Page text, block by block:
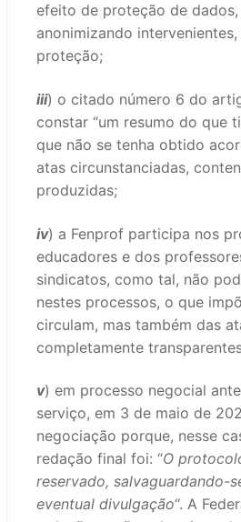
efeito de proteção de
anonimizando
proteção;
iii) o citado número 6 do
constar “um resumo do que
que não se tenha obtido
atas circunstanciadas,
produzidas;
iv) a Fenprof participa nos
educadores e dos
sindicatos, como tal, não
nestes processos, o que
circulam, mas também das
completamente
v) em processo negocial
serviço, em 3 de maio de
negociação porque, nesse
redação final foi: “O
reservado, salvaguardando-
eventual divulgação“. A